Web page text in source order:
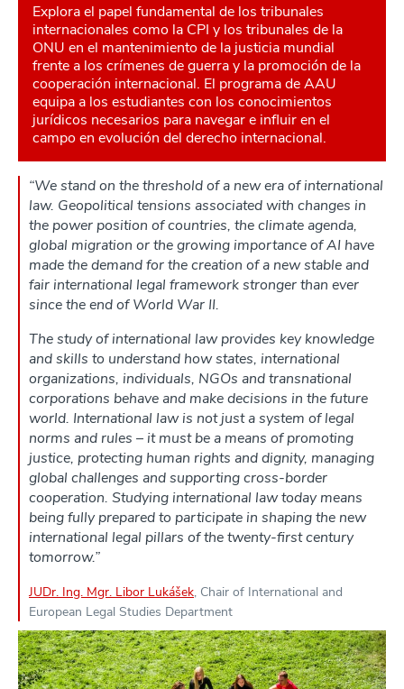
Explora el papel fundamental de los tribunales
internacionales como la CPI y los tribunales de la
ONU en el mantenimiento de la justicia mundial
frente a los crímenes de guerra y la promoción de la
cooperación internacional. El programa de AAU
equipa a los estudiantes con los conocimientos
jurídicos necesarios para navegar e influir en el
campo en evolución del derecho internacional.
“We stand on the threshold of a new era of international
law. Geopolitical tensions associated with changes in
the power position of countries, the climate agenda,
global migration or the growing importance of AI have
made the demand for the creation of a new stable and
fair international legal framework stronger than ever
since the end of World War II.
The study of international law provides key knowledge
and skills to understand how states, international
organizations, individuals, NGOs and transnational
corporations behave and make decisions in the future
world. International law is not just a system of legal
norms and rules – it must be a means of promoting
justice, protecting human rights and dignity, managing
global challenges and supporting cross-border
cooperation. Studying international law today means
being fully prepared to participate in shaping the new
international legal pillars of the twenty-first century
tomorrow.”
JUDr. Ing. Mgr. Libor Lukášek, Chair of International and
European Legal Studies Department